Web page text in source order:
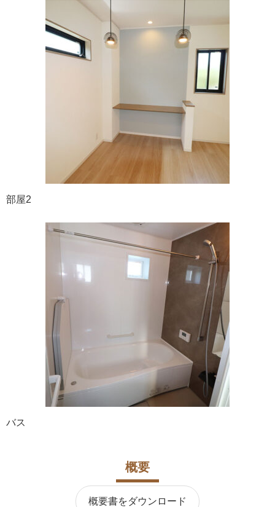
部屋2
バス
概要
概要書をダウンロード